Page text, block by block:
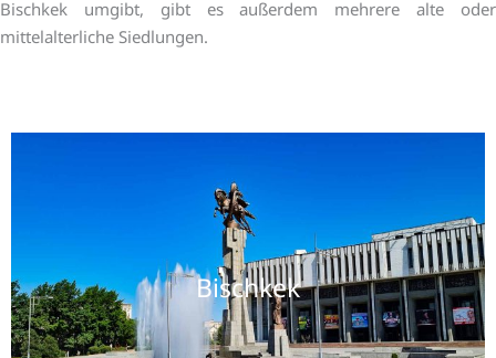
Bischkek umgibt, gibt es außerdem mehrere alte oder
mittelalterliche Siedlungen.
Bischkek